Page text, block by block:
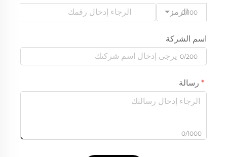
الرمز0/100
اسم الشركة
0/200
رسالة
0/1000